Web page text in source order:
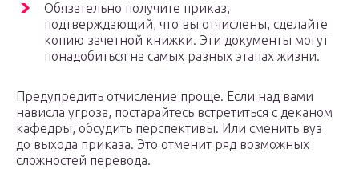
Обязательно получите приказ,
подтверждающий, что вы отчислены, сделайте
копию зачетной книжки. Эти документы могут
понадобиться на самых разных этапах жизни.
Предупредить отчисление проще. Если над вами
нависла угроза, постарайтесь встретиться с деканом
кафедры, обсудить перспективы. Или сменить вуз
до выхода приказа. Это отменит ряд возможных
сложностей перевода.